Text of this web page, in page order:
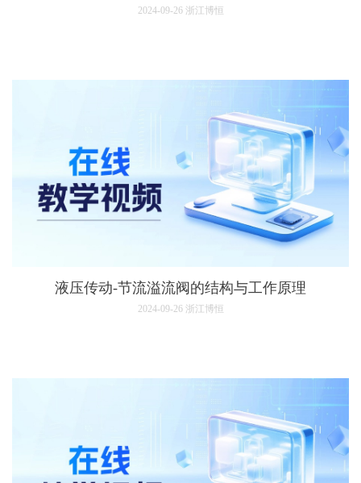
2024-09-26 浙江博恒
液压传动-节流溢流阀的结构与工作原理
2024-09-26 浙江博恒